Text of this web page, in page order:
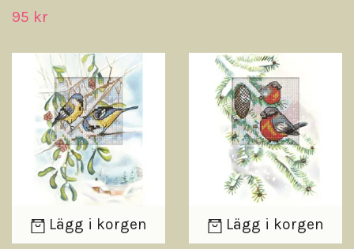
95 kr
Lägg i korgen Lägg i korgen